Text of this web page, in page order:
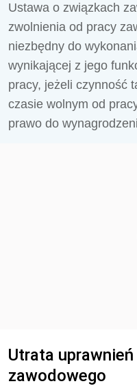
Ustawa o związkach
zwolnienia od pracy
niezbędny do
wynikającej z jego
pracy, jeżeli czynność
czasie wolnym od
prawo do
Utrata
zawodowego